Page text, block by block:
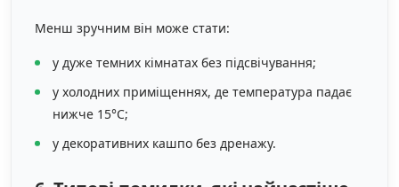
Менш зручним він може стати:
у дуже темних кімнатах без підсвічування;
у холодних приміщеннях, де температура падає
нижче 15°C;
у декоративних кашпо без дренажу.